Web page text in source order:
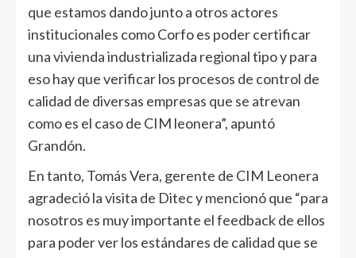
que estamos dando junto a otros actores
institucionales como Corfo es poder certificar
una vivienda industrializada regional tipo y para
eso hay que verificar los procesos de control de
calidad de diversas empresas que se atrevan
como es el caso de CIM leonera”, apuntó
Grandón.
En tanto, Tomás Vera, gerente de CIM Leonera
agradeció la visita de Ditec y mencionó que “para
nosotros es muy importante el feedback de ellos
para poder ver los estándares de calidad que se